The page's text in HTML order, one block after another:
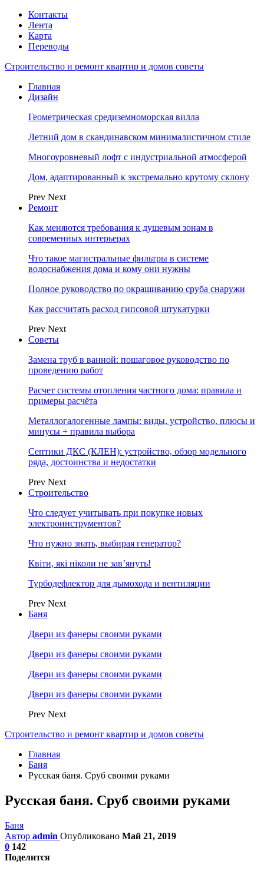
Контакты
Лента
Карта
Переводы
Строительство и ремонт квартир и домов советы
Главная
Дизайн
Геометрическая средиземноморская вилла
Летний дом в скандинавском минималистичном стиле
Многоуровневый лофт с индустриальной атмосферой
Дом, адаптированный к экстремально крутому склону
Prev Next
Ремонт
Как меняются требования к душевым зонам в
современных интерьерах
Что такое магистральные фильтры в системе
водоснабжения дома и кому они нужны
Полное руководство по окрашиванию сруба снаружи
Как рассчитать расход гипсовой штукатурки
Prev Next
Советы
Замена труб в ванной: пошаговое руководство по
проведению работ
Расчет системы отопления частного дома: правила и
примеры расчёта
Металлогалогенные лампы: виды, устройство, плюсы и
минусы + правила выбора
Септики ДКС (КЛЕН): устройство, обзор модельного
ряда, достоинства и недостатки
Prev Next
Строительство
Что следует учитывать при покупке новых
электроинструментов?
Что нужно знать, выбирая генератор?
Квіти, які ніколи не зав’януть!
Турбодефлектор для дымохода и вентиляции
Prev Next
Баня
Двери из фанеры своими руками
Двери из фанеры своими руками
Двери из фанеры своими руками
Двери из фанеры своими руками
Prev Next
Строительство и ремонт квартир и домов советы
Главная
Баня
Русская баня. Сруб своими руками
Русская баня. Сруб своими руками
Баня
Автор admin Опубликовано Май 21, 2019
0 142
Поделится